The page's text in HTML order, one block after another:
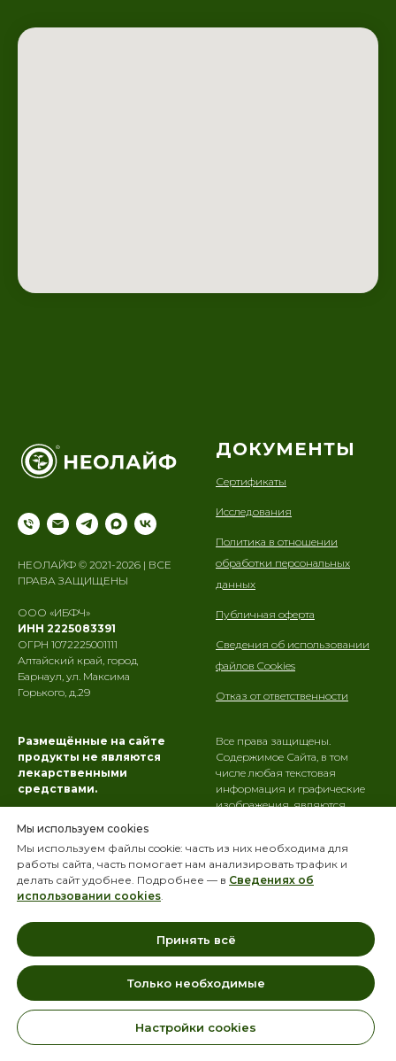
Мы используем cookies
Мы используем файлы cookie: часть из них необходима для
работы сайта, часть помогает нам анализировать трафик и
делать сайт удобнее. Подробнее — в Сведениях об
использовании cookies
Принять всё
Только необходимые
Настройки cookies
НЕОЛАЙФ © 2021-2026 | ВСЕ
ПРАВА ЗАЩИЩЕНЫ
ООО «ИБФЧ»
ИНН 2225083391
ОГРН 1072225001111
Алтайский край, город
Барнаул, ул. Максима
Горького, д.29
ДОКУМЕНТЫ
Сертификаты
Исследования
Политика в отношении
обработки персональных
данных
Публичная оферта
Сведения об использовании
файлов Cookies
Отказ от ответственности
Размещённые на сайте
продукты не являются
лекарственными
средствами.
медицинскую деятельность и
не оказывает Пользователям
Сайта медицинские услуги, в
том числе направленные на
профилактику, диагностику и
Все права защищены.
Содержимое Сайта, в том
числе любая текстовая
информация и графические
изображения, являются
Использование их третьими
лицами, в том числе
копирование,